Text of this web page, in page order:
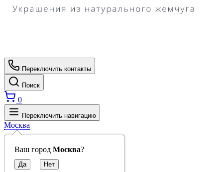
Переключить контакты
Поиск
0
Переключить навигацию
Москва
Ваш город Москва?